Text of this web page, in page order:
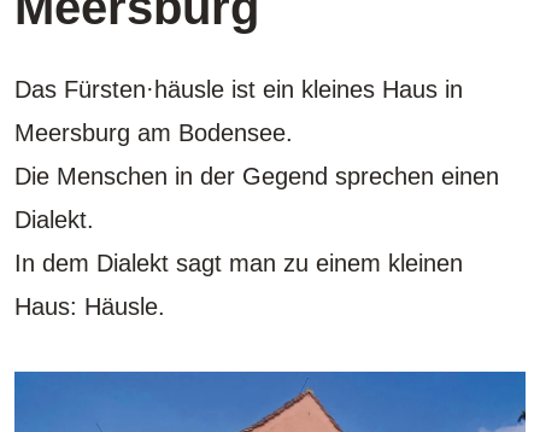
Das Fürsten·häusle ist ein kleines Haus in
Meersburg am Bodensee.
Die Menschen in der Gegend sprechen einen
Dialekt.
In dem Dialekt sagt man zu einem kleinen
Haus: Häusle.